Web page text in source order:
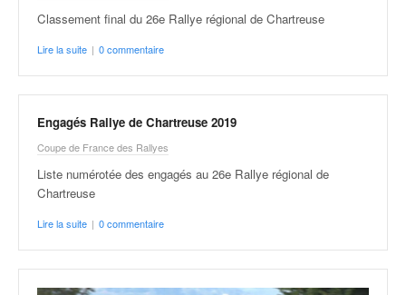
Classement final du 26e Rallye régional de Chartreuse
Lire la suite | 0 commentaire
Engagés Rallye de Chartreuse 2019
Coupe de France des Rallyes
Liste numérotée des engagés au 26e Rallye régional de
Chartreuse
Lire la suite | 0 commentaire